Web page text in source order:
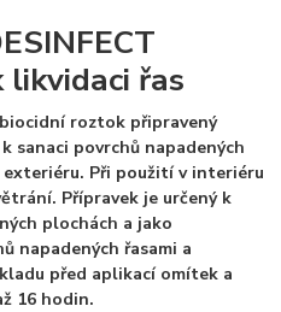
likvidaci řas
roztok připravený
sanaci povrchů napadených
Při použití v interiéru
Přípravek je určený k
plochách a jako
napadených řasami a
před aplikací omítek a
16 hodin.